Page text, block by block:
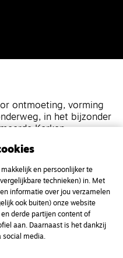
ontmoeting, vorming
in het bijzonder
Kerken.
en persoonlijker te
technieken) in. Met
informatie over jou verzamelen
ook buiten) onze website
derde partijen content of
aan. Daarnaast is het dankzij
social media.